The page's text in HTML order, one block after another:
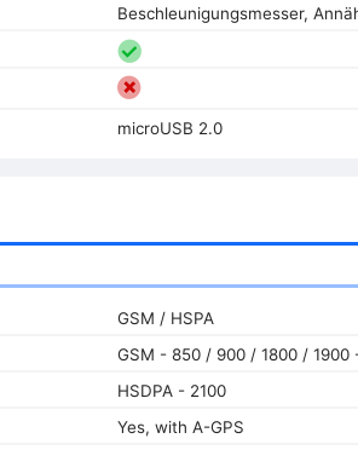
Beschleunigungsmesser,
microUSB 2.0
GSM / HSPA
GSM - 850 / 900 / 1800 / 1900
HSDPA - 2100
Yes, with A-GPS